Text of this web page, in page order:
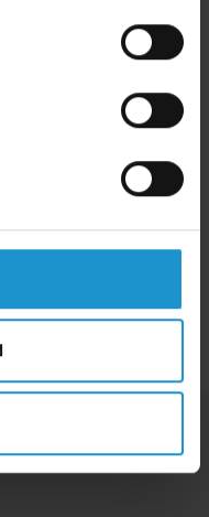
som passar ditt barn och
man är på utflykt.